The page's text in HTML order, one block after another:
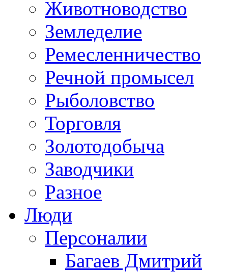
Животноводство
Земледелие
Ремесленничество
Речной промысел
Рыболовство
Торговля
Золотодобыча
Заводчики
Разное
Люди
Персоналии
Багаев Дмитрий